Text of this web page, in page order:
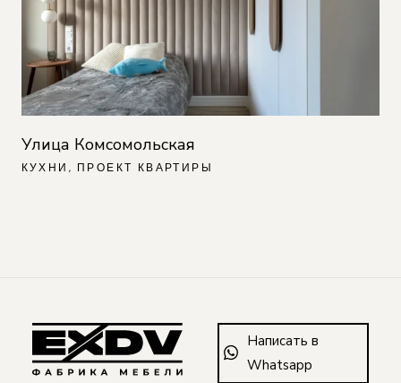
Улица Комсомольская
КУХНИ ПРОЕКТ КВАРТИРЫ
Написать в
Whatsapp